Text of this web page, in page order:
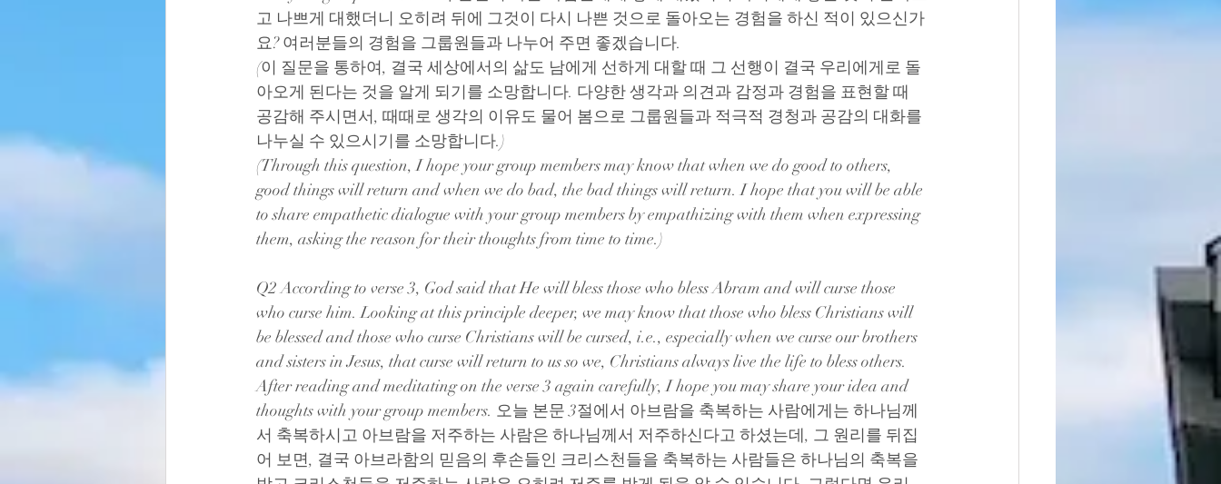
고 나쁘게 대했더니 오히려 뒤에 그것이 다시 나쁜 것으로 돌아오는 경험을 하신 적이 있으신가
요? 여러분들의 경험을 그룹원들과 나누어 주면 좋겠습니다.
(이 질문을 통하여, 결국 세상에서의 삶도 남에게 선하게 대할 때 그 선행이 결국 우리에게로 돌
아오게 된다는 것을 알게 되기를 소망합니다. 다양한 생각과 의견과 감정과 경험을 표현할 때
공감해 주시면서, 때때로 생각의 이유도 물어 봄으로 그룹원들과 적극적 경청과 공감의 대화를
나누실 수 있으시기를 소망합니다.)
(Through this question, I hope your group members may know that when we do good to others,
good things will return and when we do bad, the bad things will return. I hope that you will be able
to share empathetic dialogue with your group members by empathizing with them when expressing
them, asking the reason for their thoughts from time to time.)
Q2 According to verse 3, God said that He will bless those who bless Abram and will curse those
who curse him. Looking at this principle deeper, we may know that those who bless Christians will
be blessed and those who curse Christians will be cursed, i.e., especially when we curse our brothers
and sisters in Jesus, that curse will return to us so we, Christians always live the life to bless others.
After reading and meditating on the verse 3 again carefully, I hope you may share your idea and
thoughts with your group members. 오늘 본문 3절에서 아브람을 축복하는 사람에게는 하나님께
서 축복하시고 아브람을 저주하는 사람은 하나님께서 저주하신다고 하셨는데, 그 원리를 뒤집
어 보면, 결국 아브라함의 믿음의 후손들인 크리스천들을 축복하는 사람들은 하나님의 축복을